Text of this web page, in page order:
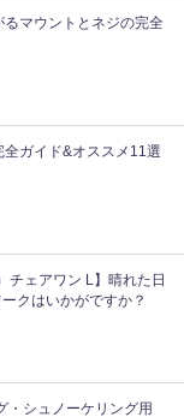
マウントとネジの完全
ガイド&オススメ11選
チェアワン L】晴れた日
クはいかがですか？
・シュノーケリング用